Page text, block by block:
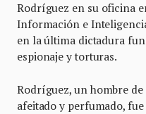
Rodríguez en su oficina
Información e
en la última dictadura
espionaje y torturas.
Rodríguez, un hombre
afeitado y perfumado,